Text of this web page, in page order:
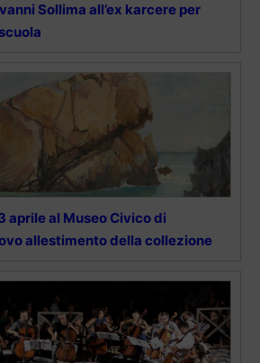
Sollima all’ex karcere per
aprile al Museo Civico di
allestimento della collezione